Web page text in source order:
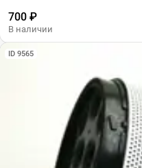
700 ₽
В наличии
ID 9565